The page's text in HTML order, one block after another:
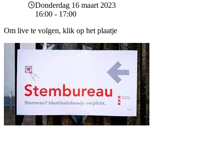
Datum en tijd
Donderdag 16 maart 2023
16:00 - 17:00
Om live te volgen, klik op het plaatje